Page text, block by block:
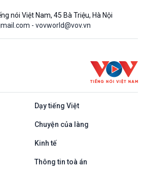
nói Việt Nam, 45 Bà Triệu, Hà Nội
- vovworld@vov.vn
Dạy tiếng Việt
Chuyện của làng
Kinh tế
Thông tin toà án